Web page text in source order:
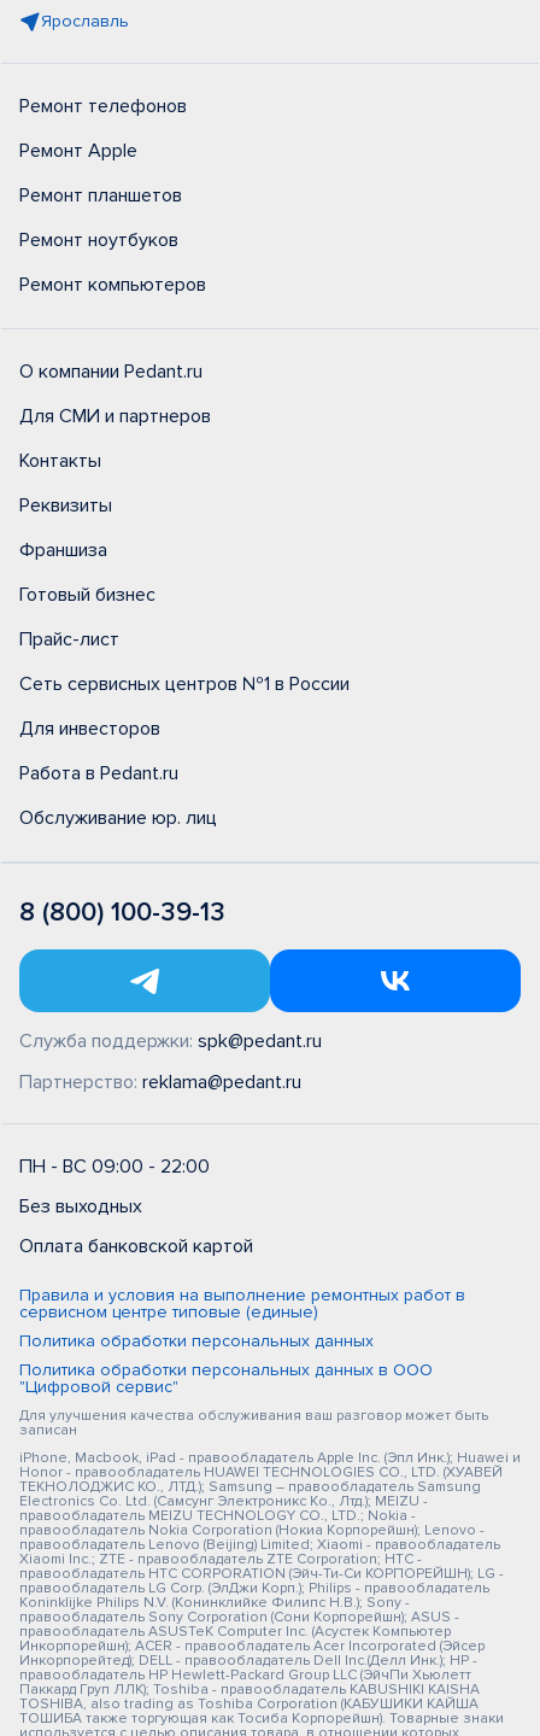
Ярославль
Ремонт телефонов
Ремонт Apple
Ремонт планшетов
Ремонт ноутбуков
Ремонт компьютеров
О компании Pedant.ru
Для СМИ и партнеров
Контакты
Реквизиты
Франшиза
Готовый бизнес
Прайс-лист
Сеть сервисных центров №1 в России
Для инвесторов
Работа в Pedant.ru
Обслуживание юр. лиц
8 (800) 100-39-13
Служба поддержки: spk@pedant.ru
Партнерство: reklama@pedant.ru
ПН - ВС 09:00 - 22:00
Без выходных
Оплата банковской картой
Правила и условия на выполнение ремонтных работ в
сервисном центре типовые (единые)
Политика обработки персональных данных
Политика обработки персональных данных в ООО
"Цифровой сервис"
Для улучшения качества обслуживания ваш разговор может быть
записан
iPhone, Macbook, iPad - правообладатель Apple Inc. (Эпл Инк.); Huawei и
Honor - правообладатель HUAWEI TECHNOLOGIES CO., LTD. (ХУАВЕЙ
ТЕКНОЛОДЖИС КО., ЛТД.); Samsung – правообладатель Samsung
Electronics Co. Ltd. (Самсунг Электроникс Ко., Лтд.); MEIZU -
правообладатель MEIZU TECHNOLOGY CO., LTD.; Nokia -
правообладатель Nokia Corporation (Нокиа Корпорейшн); Lenovo -
правообладатель Lenovo (Beijing) Limited; Xiaomi - правообладатель
Xiaomi Inc.; ZTE - правообладатель ZTE Corporation; HTC -
правообладатель HTC CORPORATION (Эйч-Ти-Си КОРПОРЕЙШН); LG -
правообладатель LG Corp. (ЭлДжи Корп.); Philips - правообладатель
Koninklijke Philips N.V. (Конинклийке Филипс Н.В.); Sony -
правообладатель Sony Corporation (Сони Корпорейшн); ASUS -
правообладатель ASUSTeK Computer Inc. (Асустек Компьютер
Инкорпорейшн); ACER - правообладатель Acer Incorporated (Эйсер
Инкорпорейтед); DELL - правообладатель Dell Inc.(Делл Инк.); HP -
правообладатель HP Hewlett-Packard Group LLC (ЭйчПи Хьюлетт
Паккард Груп ЛЛК); Toshiba - правообладатель KABUSHIKI KAISHA
TOSHIBA, also trading as Toshiba Corporation (КАБУШИКИ КАЙША
ТОШИБА также торгующая как Тосиба Корпорейшн). Товарные знаки